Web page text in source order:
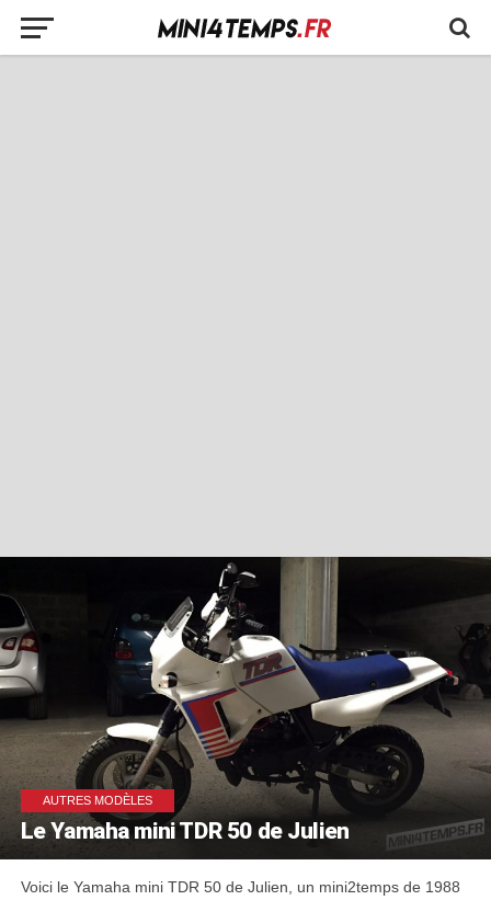
AUTRES MODÈLES
Le Yamaha mini TDR 50 de Julien
Voici le Yamaha mini TDR 50 de Julien, un mini2temps de 1988